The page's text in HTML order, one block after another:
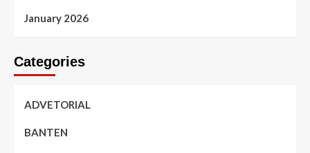
January 2026
Categories
ADVETORIAL
BANTEN